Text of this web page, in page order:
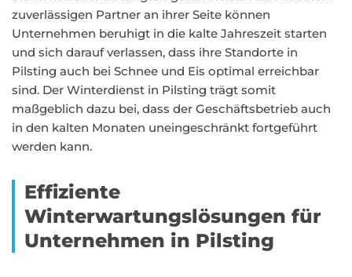
zuverlässigen Partner an ihrer Seite können
Unternehmen beruhigt in die kalte Jahreszeit starten
und sich darauf verlassen, dass ihre Standorte in
Pilsting auch bei Schnee und Eis optimal erreichbar
sind. Der Winterdienst in Pilsting trägt somit
maßgeblich dazu bei, dass der Geschäftsbetrieb auch
in den kalten Monaten uneingeschränkt fortgeführt
werden kann.
Effiziente
Winterwartungslösungen für
Unternehmen in Pilsting